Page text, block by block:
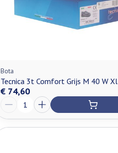
Bota
Tecnica 3t Comfort Grijs M 40 W Xl
€ 74,60